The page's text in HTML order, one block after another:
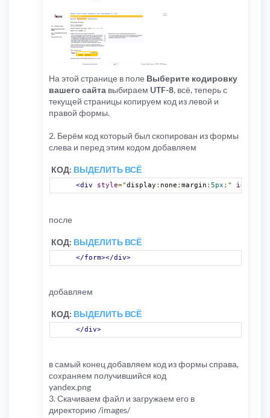
На этой странице в поле Выберите кодировку
вашего сайта выбираем UTF-8, всё, теперь с
текущей страницы копируем код из левой и
правой формы.
2. Берём код который был скопирован из формы
слева и перед этим кодом добавляем
КОД: ВЫДЕЛИТЬ ВСЁ
<div style="display : none ; margin : 5px ; " id
после
КОД: ВЫДЕЛИТЬ ВСЁ
</form></div>
добавляем
КОД: ВЫДЕЛИТЬ ВСЁ
</div>
в самый конец добавляем код из формы справа,
сохраняем получившийся код
yandex.png
3. Скачиваем файл и загружаем его в
директорию /images/